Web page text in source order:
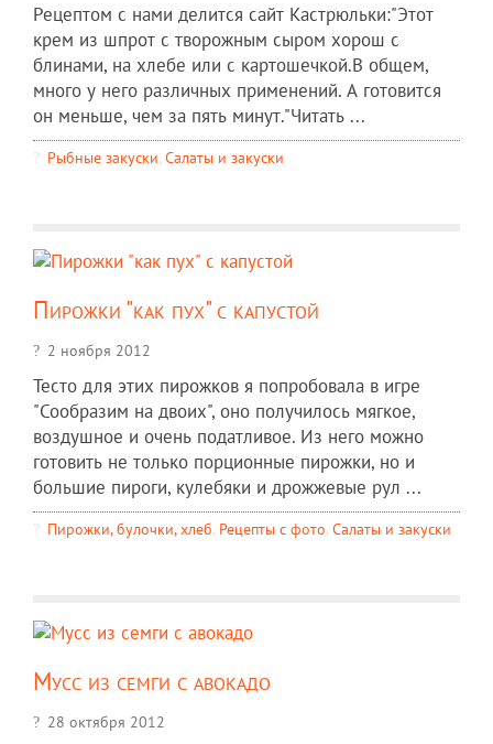
Рецептом с нами делится сайт Кастрюльки:"Этот
крем из шпрот с творожным сыром хорош с
блинами, на хлебе или с картошечкой.В общем,
много у него различных применений. А готовится
он меньше, чем за пять минут."Читать ...
Рыбные закуски, Салаты и закуски
Пирожки "как пух" с капустой
2 ноября 2012
Тесто для этих пирожков я попробовала в игре
"Сообразим на двоих", оно получилось мягкое,
воздушное и очень податливое. Из него можно
готовить не только порционные пирожки, но и
большие пироги, кулебяки и дрожжевые рул ...
Пирожки, булочки, хлеб, Рецепты c фото, Салаты и закуски
Мусс из семги с авокадо
28 октября 2012